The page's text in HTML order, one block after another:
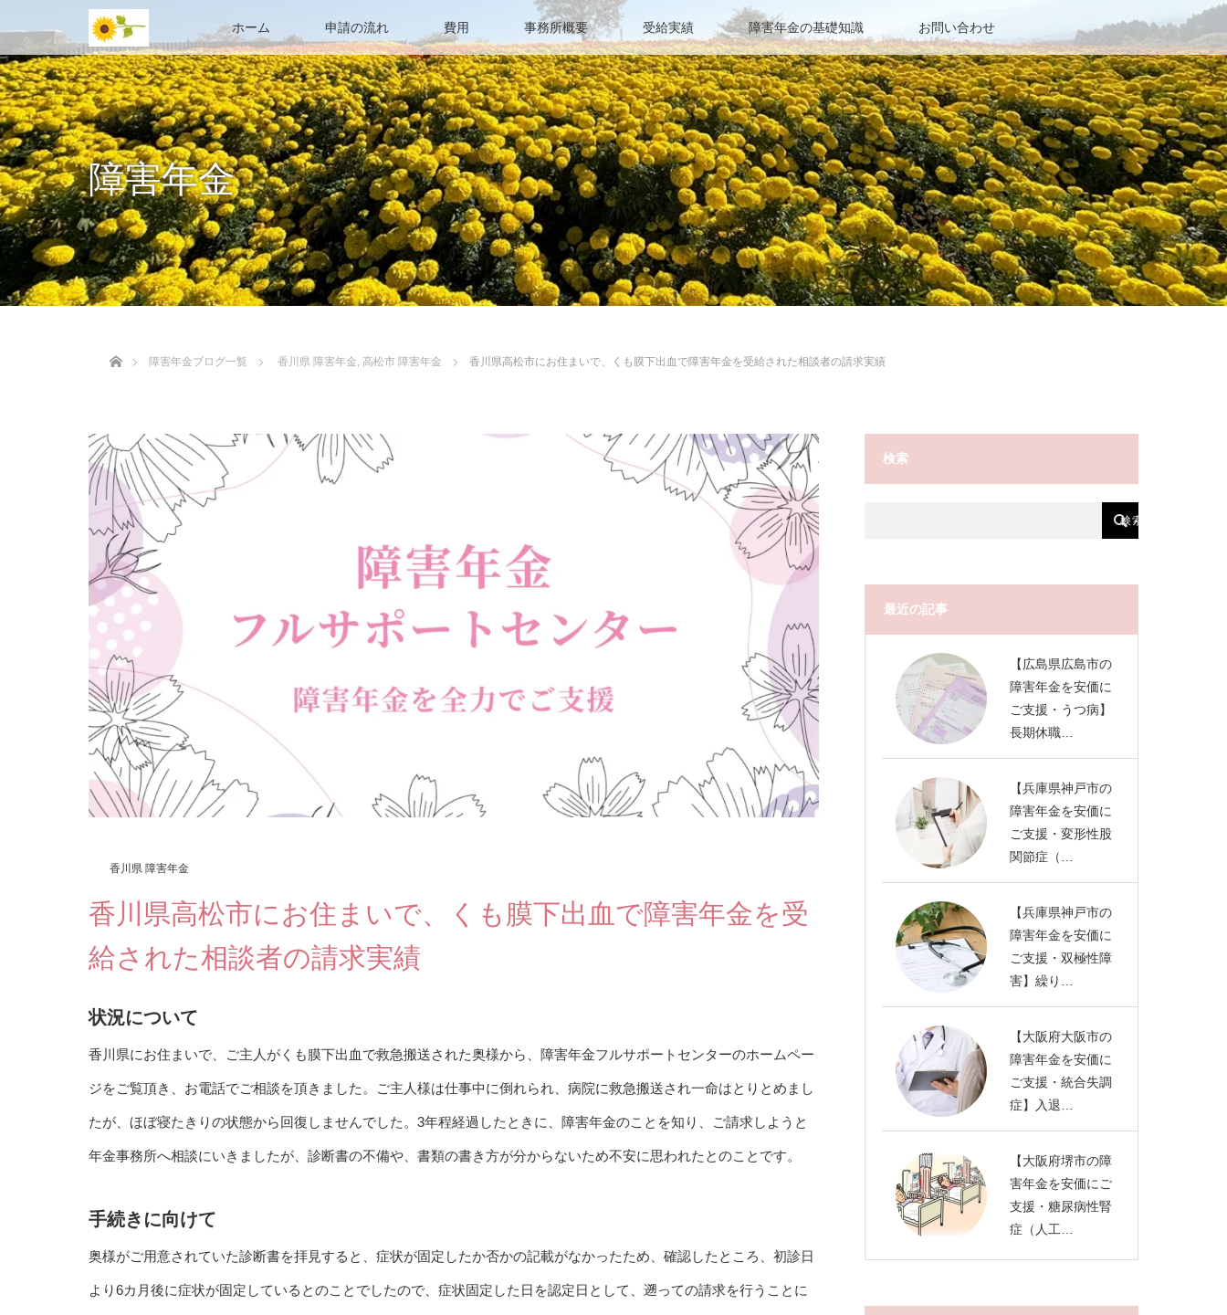
ホーム 申請の流れ 費用 事務所概要 受給実績 障害年金の基礎知識 お問い合わせ
障害年金
障害年金ブログ一覧
香川県 障害年金, 高松市 障害年金 香川県高松市にお住まいで、くも膜下出血で障害年金を受給された相談者の請求実績
香川県 障害年金
香川県高松市にお住まいで、くも膜下出血で障害年金を受
給された相談者の請求実績
状況について
香川県にお住まいで、ご主人がくも膜下出血で救急搬送された奥様から、障害年金フルサポートセンターのホームペー
ジをご覧頂き、お電話でご相談を頂きました。ご主人様は仕事中に倒れられ、病院に救急搬送され一命はとりとめまし
たが、ほぼ寝たきりの状態から回復しませんでした。3年程経過したときに、障害年金のことを知り、ご請求しようと
年金事務所へ相談にいきましたが、診断書の不備や、書類の書き方が分からないため不安に思われたとのことです。
手続きに向けて
奥様がご用意されていた診断書を拝見すると、症状が固定したか否かの記載がなかったため、確認したところ、初診日
より6カ月後に症状が固定しているとのことでしたので、症状固定した日を認定日として、遡っての請求を行うことに
検索
最近の記事
【広島県広島市の
障害年金を安価に
ご支援・うつ病】
長期休職…
【兵庫県神戸市の
障害年金を安価に
ご支援・変形性股
関節症（…
【兵庫県神戸市の
障害年金を安価に
ご支援・双極性障
害】繰り…
【大阪府大阪市の
障害年金を安価に
ご支援・統合失調
症】入退…
【大阪府堺市の障
害年金を安価にご
支援・糖尿病性腎
症（人工…